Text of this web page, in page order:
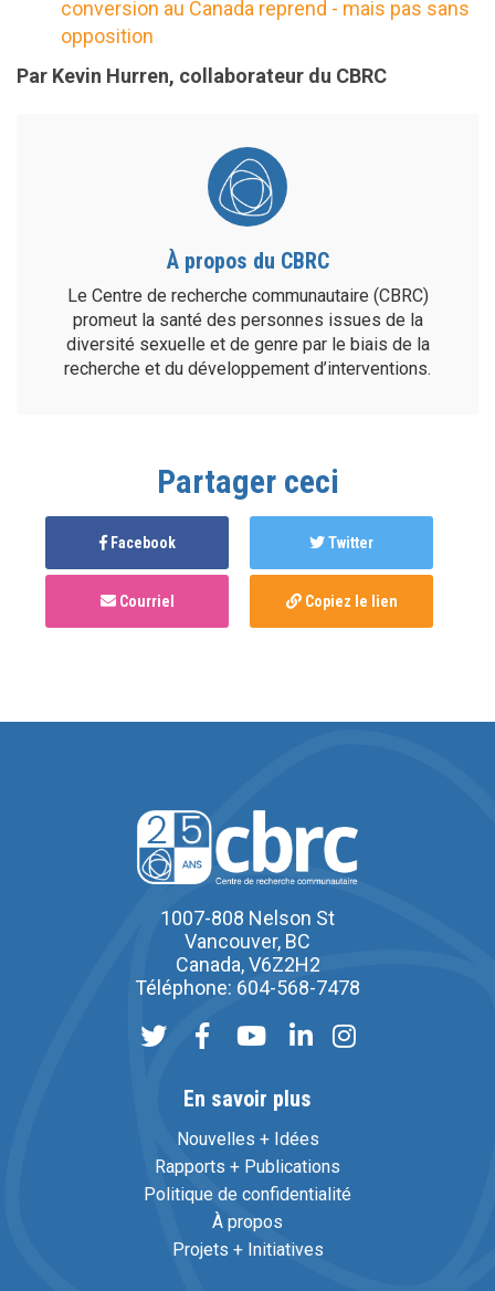
conversion au Canada reprend - mais pas sans
opposition
Par Kevin Hurren, collaborateur du CBRC
À propos du CBRC
Le Centre de recherche communautaire (CBRC)
promeut la santé des personnes issues de la
diversité sexuelle et de genre par le biais de la
recherche et du développement d’interventions.
Partager ceci
Facebook Twitter
Courriel Copiez le lien
1007-808 Nelson St
Vancouver, BC
Canada, V6Z2H2
Téléphone: 604-568-7478
En savoir plus
Nouvelles + Idées
Rapports + Publications
Politique de confidentialité
À propos
Projets + Initiatives